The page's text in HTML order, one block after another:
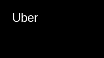
Uber